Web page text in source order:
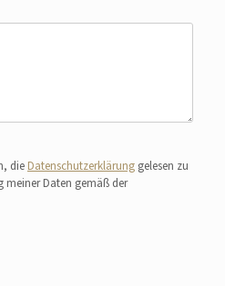
die Datenschutzerklärung gelesen zu
meiner Daten gemäß der